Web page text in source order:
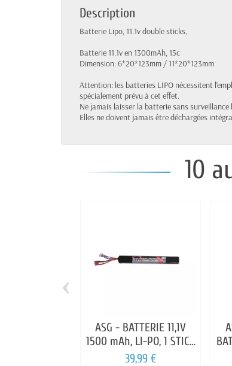
Description
Batterie Lipo, 11.1v double sticks,
Batterie 11.1v en 1300mAh, 15c
Dimension: 6*20*123mm / 11*20*123mm
Attention: les batteries LIPO nécessitent
spécialement prévu à cet effet.
Ne jamais laisser la batterie sans
Elles ne doivent jamais être déchargées
10
ASG - BATTERIE 11,1V
1500 mAh, LI-PO, 1 STICK
DEAN
39,99 €
‹